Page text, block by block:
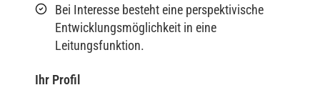
Bei Interesse besteht eine perspektivische
Entwicklungsmöglichkeit in eine
Leitungsfunktion.
Ihr Profil